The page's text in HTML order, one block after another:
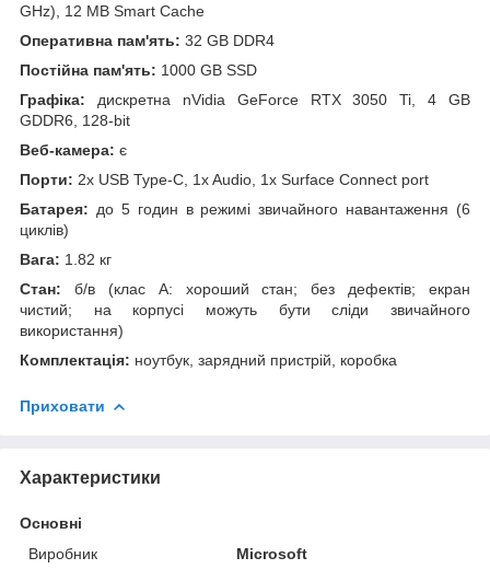
GHz), 12 MB Smart Cache
Оперативна пам'ять: 32 GB DDR4
Постійна пам'ять: 1000 GB SSD
Графіка: дискретна nVidia GeForce RTX 3050 Ti, 4 GB
GDDR6, 128-bit
Веб-камера: є
Порти: 2x USB Type-C, 1x Audio, 1x Surface Connect port
Батарея: до 5 годин в режимі звичайного навантаження (6
циклів)
Вага: 1.82 кг
Стан: б/в (клас А: хороший стан; без дефектів; екран
чистий; на корпусі можуть бути сліди звичайного
використання)
Комплектація: ноутбук, зарядний пристрій, коробка
Приховати
Характеристики
Основні
Виробник
Microsoft